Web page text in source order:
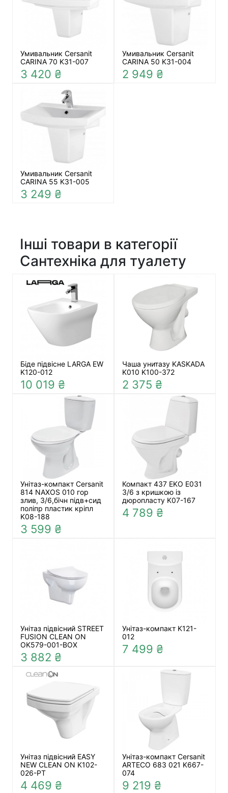
Умивальник Cersanit
CARINA 70 K31-007
3 420 ₴
Умивальник Cersanit
CARINA 50 K31-004
2 949 ₴
Умивальник Cersanit
CARINA 55 K31-005
3 249 ₴
Інші товари в категорії
Сантехніка для туалету
Біде підвісне LARGA EW
K120-012
10 019 ₴
Чаша унитазу KASKADA
K010 K100-372
2 375 ₴
Унітаз-компакт Cersanit
814 NAXOS 010 гор
злив, 3/6,бічн підв+сид
поліпр пластик кріпл
K08-188
3 599 ₴
Компакт 437 EKO Е031
3/6 з кришкою із
дюропласту K07-167
4 789 ₴
Унітаз підвісний STREET
FUSION CLEAN ON
OK579-001-BOX
3 882 ₴
Унітаз-компакт K121-
012
7 499 ₴
Унітаз підвісний EASY
NEW CLEAN ON K102-
026-PT
4 469 ₴
Унітаз-компакт Cersanit
ARTECO 683 021 K667-
074
9 219 ₴